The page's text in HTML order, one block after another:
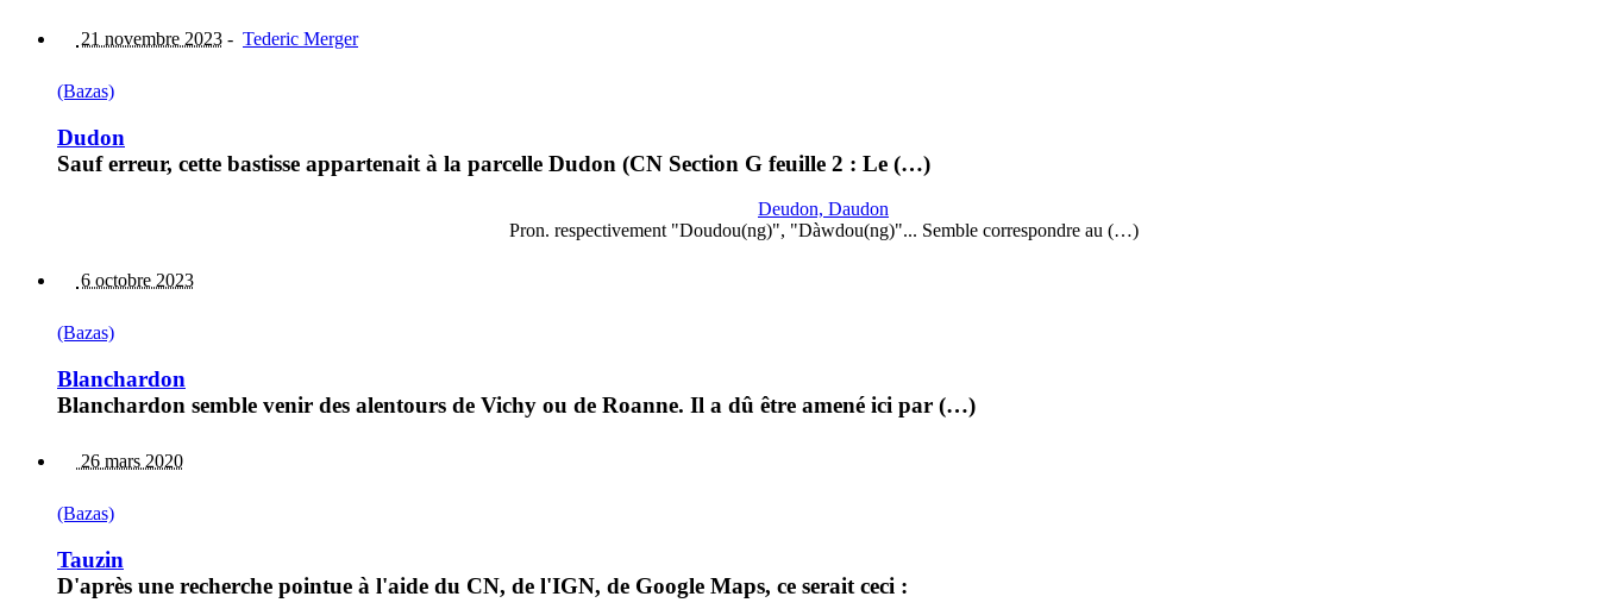
21 novembre 2023 - Tederic Merger
(Bazas)
Dudon
Sauf erreur, cette bastisse appartenait à la parcelle Dudon (CN Section G feuille 2 : Le (…)
Deudon, Daudon
Pron. respectivement "Doudou(ng)", "Dàwdou(ng)"... Semble correspondre au (…)
6 octobre 2023
(Bazas)
Blanchardon
Blanchardon semble venir des alentours de Vichy ou de Roanne. Il a dû être amené ici par (…)
26 mars 2020
(Bazas)
Tauzin
D'après une recherche pointue à l'aide du CN, de l'IGN, de Google Maps, ce serait ceci :